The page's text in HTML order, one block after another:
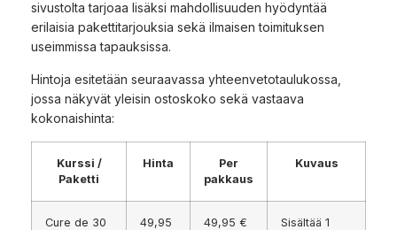
sivustolta tarjoaa lisäksi mahdollisuuden hyödyntää
erilaisia pakettitarjouksia sekä ilmaisen toimituksen
useimmissa tapauksissa.
Hintoja esitetään seuraavassa yhteenvetotaulukossa,
jossa näkyvät yleisin ostoskoko sekä vastaava
kokonaishinta:
Kurssi /
Paketti
Hinta
Per
pakkaus
Kuvaus
Cure de 30
49,95
49,95 €
Sisältää 1